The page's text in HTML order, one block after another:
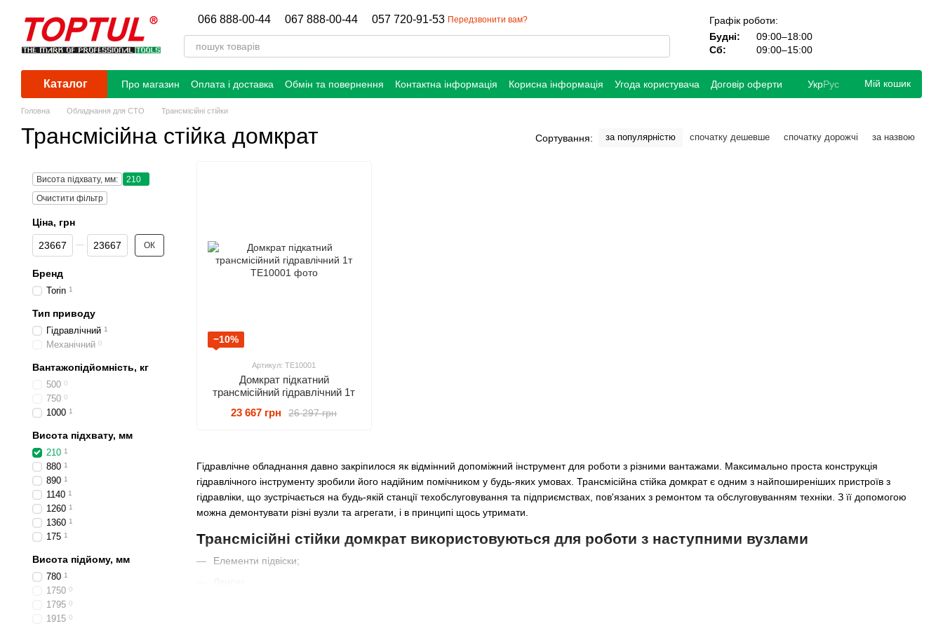
066 888-00-44 067 888-00-44 057 720-91-53 Передзвонити вам?
Графік роботи:
Будні:
09:00–18:00
Сб:
09:00–15:00
Каталог Про магазин Оплата і доставка Обмін та повернення Контактна інформація Корисна інформація Угода користувача Договір оферти УкрРус Мій кошик
Головна Обладнання для СТО Трансмісійні стійки
Трансмісійна стійка домкрат Сортування: за популярністю спочатку дешевше спочатку дорожчі за назвою
Гідравлічне обладнання давно закріпилося як відмінний допоміжний інструмент для роботи з різними вантажами. Максимально проста конструкція
гідравлічного інструменту зробили його надійним помічником у будь-яких умовах. Трансмісійна стійка домкрат є одним з найпоширеніших пристроїв з
гідравліки, що зустрічається на будь-якій станції техобслуговування та підприємствах, пов'язаних з ремонтом та обслуговуванням техніки. З її допомогою
можна демонтувати різні вузли та агрегати, і в принципі щось утримати.
Трансмісійні стійки домкрат використовуються для роботи з наступними вузлами
Елементи підвіски;
−10%
Артикул: TE10001
Домкрат підкатний
трансмісійний гідравлічний 1т
26 297 грн
23 667 грн
Висота підхвату, мм:
210
Очистити фільтр
Ціна, грн
Від Ціна, грн
До Ціна, грн ОК
Бренд
Torin 1
Тип приводу
Гідравлічний 1
Механічний 0
Вантажопідйомність, кг
500 0
750 0
1000 1
Висота підхвату, мм
210 1
880 1
890 1
1140 1
1260 1
1360 1
175 1
Висота підйому, мм
780 1
1750 0
1795 0
1915 0